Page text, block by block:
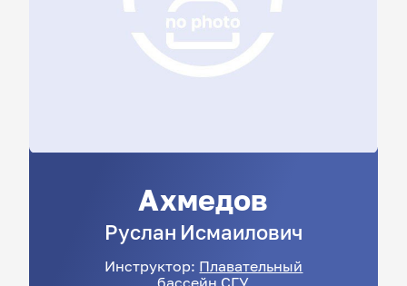
Ахмедов
Руслан Исмаилович
Инструктор: Плавательный
бассейн СГУ